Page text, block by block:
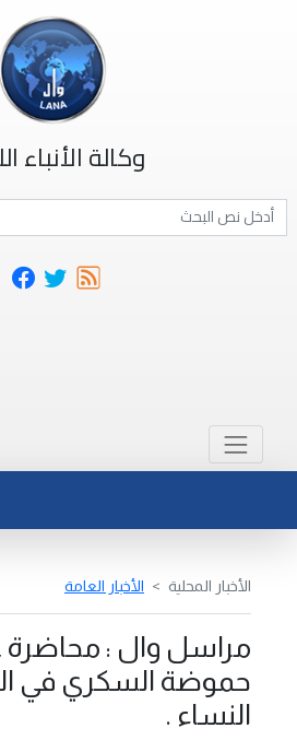
وكالة الأنباء
الأخبار المحلية الأخبار العامة
مراسل وال : محاضرة
حموضة السكري في
النساء .